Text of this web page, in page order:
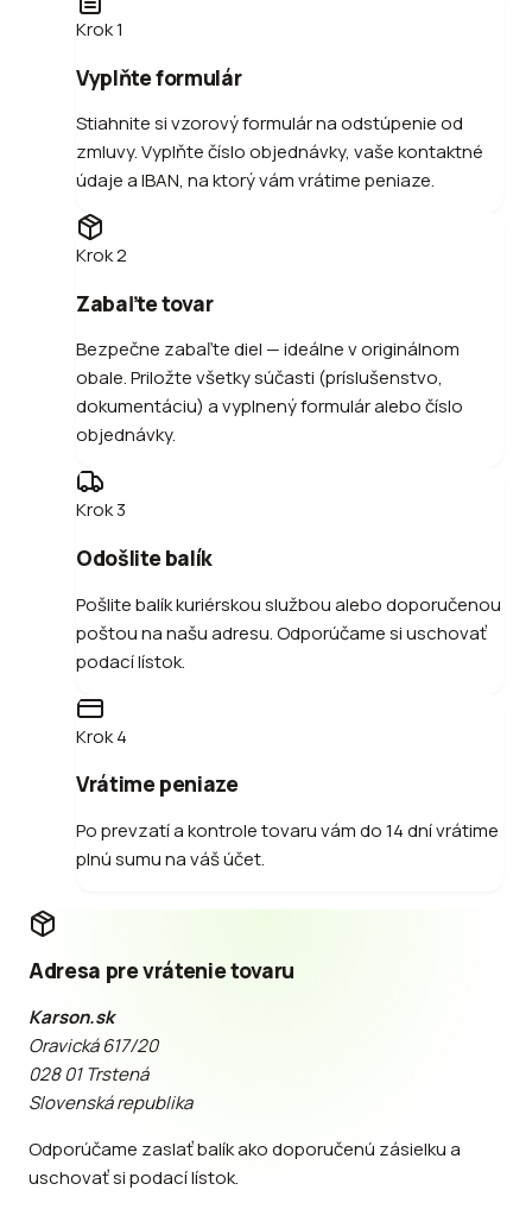
Krok1
Vyplňte formulár
Stiahnite si vzorový formulár na odstúpenie od
zmluvy. Vyplňte číslo objednávky, vaše kontaktné
údaje a IBAN, na ktorý vám vrátime peniaze.
Krok2
Zabaľte tovar
Bezpečne zabaľte diel — ideálne v originálnom
obale. Priložte všetky súčasti (príslušenstvo,
dokumentáciu) a vyplnený formulár alebo číslo
objednávky.
Krok3
Odošlite balík
Pošlite balík kuriérskou službou alebo doporučenou
poštou na našu adresu. Odporúčame si uschovať
podací lístok.
Krok4
Vrátime peniaze
Po prevzatí a kontrole tovaru vám do 14 dní vrátime
plnú sumu na váš účet.
Adresa pre vrátenie tovaru
Karson.sk
Oravická 617/20
028 01 Trstená
Slovenská republika
Odporúčame zaslať balík ako doporučenú zásielku a
uschovať si podací lístok.